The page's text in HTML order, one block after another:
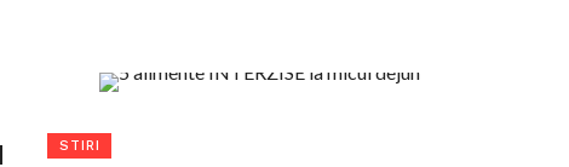
STIRI